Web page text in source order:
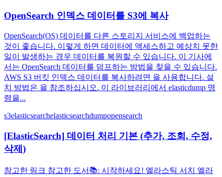
OpenSearch 인덱스 데이터를 S3에 복사
OpenSearch(OS) 데이터를 다른 스토리지 서비스에 백업하는
것이 좋습니다. 이렇게 하면 데이터에 액세스하고 예상치 못한
일이 발생하는 경우 데이터를 복원할 수 있습니다. 이 기사에
서는 OpenSearch 데이터를 덤프하는 방법을 찾을 수 있습니다.
AWS S3 버킷 인덱스 데이터를 복사하려면 을 사용합니다. 설
치 방법은 을 참조하십시오. 이 라이브러리에서 elasticdump 명
령을...
s3elasticsearchelasticsearchdumpopensearch
[ElasticSearch] 데이터 처리 기본 (추가, 조회, 수정,
삭제)
참고한 링크 참고한 도서📚: 시작하세요! 엘라스틱 서치 엘라